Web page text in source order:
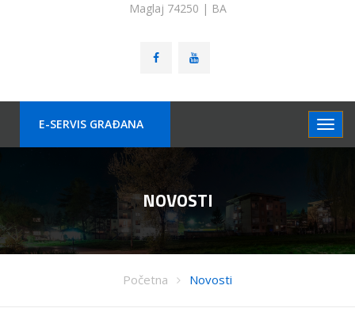
Maglaj 74250 | BA
E-SERVIS GRAÐANA
NOVOSTI
Početna Novosti